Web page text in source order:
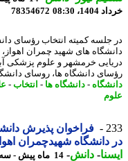
08:30
78354672
کمیته انتخاب رؤسای
های شهید چمران اهواز،
خرمشهر و علوم پزشکی
دانشگاه ها، روسای دانشگاه ...
-دانشگاه ها- انتخاب-علوم
فراخوان پذیرش
دانشگاه شهیدچمران اهواز
-دانش -